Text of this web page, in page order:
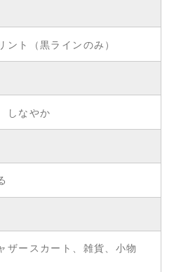
ト（黒ラインのみ）
なやか
ザースカート、雑貨、小物